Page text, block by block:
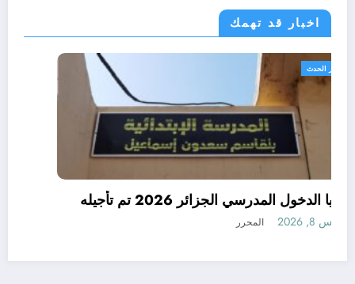
اخبار قد تهمك
الجزائر الحدث
رسميا الدخول المدرسي الجزائر 2026 تم تأجيله
أغسطس 8, 2026